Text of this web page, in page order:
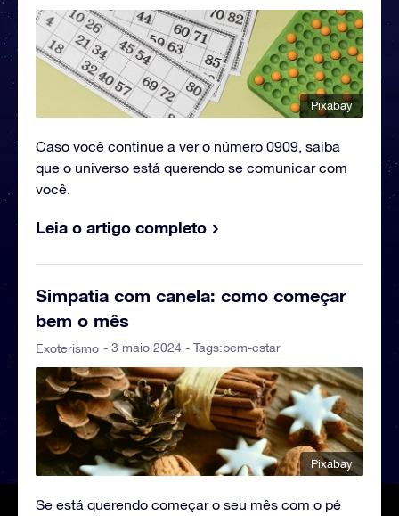
Pixabay
Caso você continue a ver o número 0909, saiba
que o universo está querendo se comunicar com
você.
Leia o artigo completo
Simpatia com canela: como começar
bem o mês
Exoterismo - 3 maio 2024 - Tags:bem-estar
Pixabay
Se está querendo começar o seu mês com o pé